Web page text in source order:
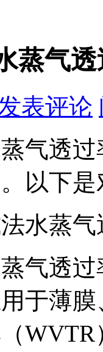
蒸气
表评论
气透
以下
水蒸
气透
于薄